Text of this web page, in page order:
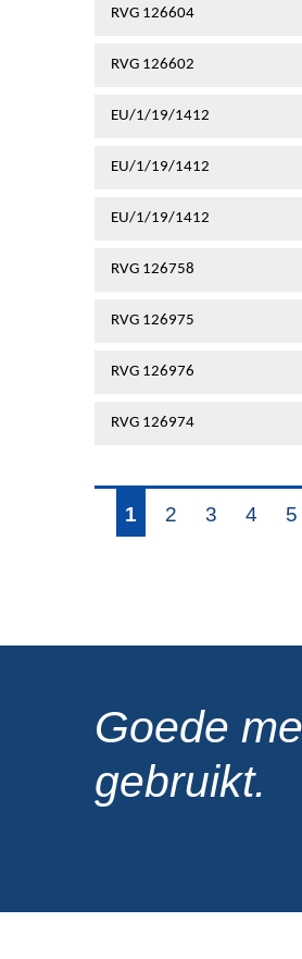
RVG 126604
RVG 126602
EU/1/19/1412
EU/1/19/1412
EU/1/19/1412
RVG 126758
RVG 126975
RVG 126976
RVG 126974
1 2 3 4 5
Goede
gebruikt.